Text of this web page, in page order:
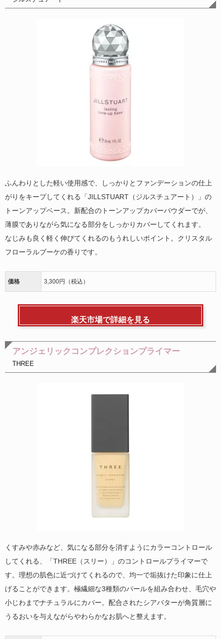
ふんわりとした軽い使用感で、しっかりとファンデーションの仕上
がりをキープしてくれる「JILLSTUART（ジルスチュアート）」の
トーンアップベース。新配合のトーンアップカバーパウダーでが、
薄膜でありながら気になる部分をしっかりカバーしてくれます。
なじみも良く軽く伸びてくれるのもうれしいポイント。クリスタル
フローラルブーケの香りです。
価格 3,300円（税込）
楽天市場で詳細を見る
アンジェリックコンプレクションプライマー
THREE
くすみや赤みなど、気になる部分を消すようにカラーコントロール
してくれる、「THREE（スリー）」のコントロールプライマーで
す。理想の肌色に近づけてくれるので、均一で垢抜けた印象に仕上
げることができます。極繊細な3種類のパールを組み合わせ、毛穴や
小じわまでナチュラルにカバー。配合されたシアバターが角質層に
うるおいを与えながらやわらかなお肌へと整えます。